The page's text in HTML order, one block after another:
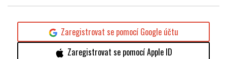
Zaregistrovat se pomocí Google účtu
Zaregistrovat se pomocí Apple ID